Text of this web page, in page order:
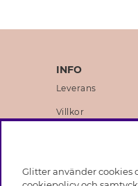
INFO
Leverans
Villkor
Medlemsvillkor
Glitter använder cookies